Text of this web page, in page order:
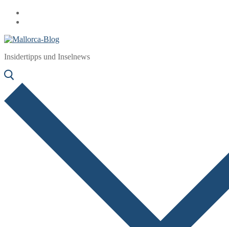
Zum
Inhalt
Menü
Schließen
Insidertipps und Inselnews